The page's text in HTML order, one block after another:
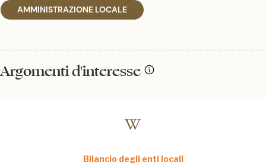
AMMINISTRAZIONE LOCALE
Argomenti d'interesse
Bilancio degli enti locali